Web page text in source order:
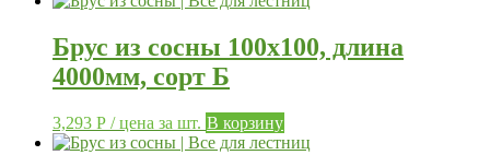
Брус из сосны 100х100, длина
4000мм, сорт Б
3,293 Р / цена за шт. В корзину